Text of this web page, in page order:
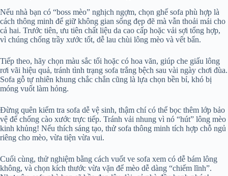
Nếu nhà bạn có “boss mèo” nghịch ngợm, chọn ghế sofa phù hợp là
cách thông minh để giữ không gian sống đẹp đẽ mà vẫn thoải mái cho
cả hai. Trước tiên, ưu tiên chất liệu da cao cấp hoặc vải sợi tổng hợp,
vì chúng chống trầy xước tốt, dễ lau chùi lông mèo và vết bẩn.
Tiếp theo, hãy chọn màu sắc tối hoặc có hoa văn, giúp che giấu lông
rơi vãi hiệu quả, tránh tình trạng sofa trắng bệch sau vài ngày chơi đùa.
Sofa gỗ tự nhiên khung chắc chắn cũng là lựa chọn bền bỉ, khó bị
móng vuốt làm hỏng.
Đừng quên kiểm tra sofa dễ vệ sinh, thậm chí có thể bọc thêm lớp bảo
vệ để chống cào xước trực tiếp. Tránh vải nhung vì nó “hút” lông mèo
kinh khủng! Nếu thích sáng tạo, thử sofa thông minh tích hợp chỗ ngủ
riêng cho mèo, vừa tiện vừa vui.
Cuối cùng, thử nghiệm bằng cách vuốt ve sofa xem có dễ bám lông
không, và chọn kích thước vừa vặn để mèo dễ dàng “chiếm lĩnh”.